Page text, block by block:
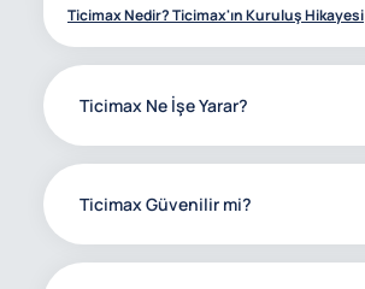
Ticimax Nedir? Ticimax'ın Kuruluş Hikayesi
Ticimax Ne İşe Yarar?
Ticimax Güvenilir mi?